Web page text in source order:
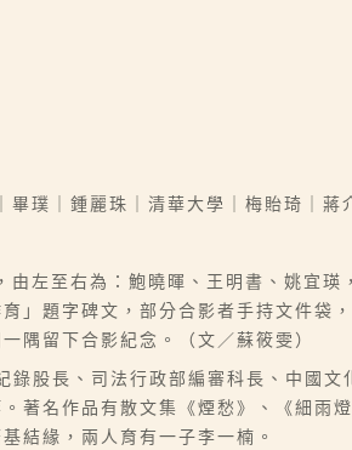
璞｜鍾麗珠｜清華大學｜梅貽琦｜蔣
左至右為：鮑曉暉、王明書、姚宜瑛
」題字碑文，部分合影者手持文件袋
隅留下合影紀念。（文／蘇筱雯）
股長、司法行政部編審科長、中國文
著名作品有散文集《煙愁》、《細雨
結緣，兩人育有一子李一楠。